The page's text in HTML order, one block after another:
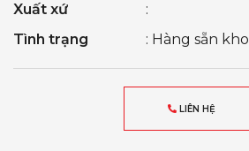
Xuất xứ
:
Tình trạng
: Hàng sẵn kho
LIÊN HỆ